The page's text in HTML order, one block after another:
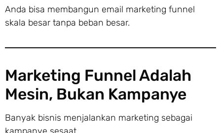
Anda bisa membangun email marketing funnel
skala besar tanpa beban besar.
Marketing Funnel Adalah
Mesin, Bukan Kampanye
Banyak bisnis menjalankan marketing sebagai